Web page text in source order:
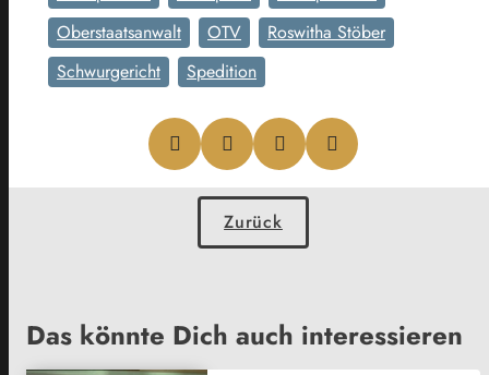
Oberstaatsanwalt
OTV
Roswitha Stöber
Schwurgericht
Spedition
Zurück
Das könnte Dich auch interessieren